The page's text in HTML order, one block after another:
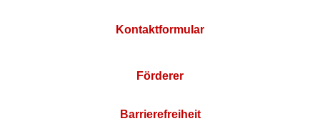
Kontaktformular
Förderer
Barrierefreiheit